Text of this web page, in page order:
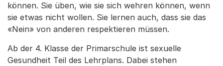
können. Sie üben, wie sie sich wehren können, wenn
sie etwas nicht wollen. Sie lernen auch, dass sie das
«Nein» von anderen respektieren müssen.
Ab der 4. Klasse der Primarschule ist sexuelle
Gesundheit Teil des Lehrplans. Dabei stehen